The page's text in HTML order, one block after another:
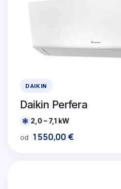
DAIKIN
Daikin Perfera
2,0 – 7,1 kW
od 1550,00 €